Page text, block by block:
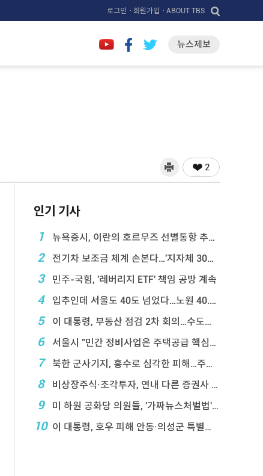
로그인 · 회원가입 · ABOUT TBS
뉴스제보
2
인기 기사
1
뉴욕증시, 이란의 호르무즈 선별통항 추진에 하락
2 전기차 보조금 체계 손본다…'지자체 30％ 매칭' ...
3 민주-국힘, '레버리지 ETF' 책임 공방 계속
4 입추인데 서울도 40도 넘었다…노원 40.2도 기록
5 이 대통령, 부동산 점검 2차 회의…수도권 공급대책 ...
6 서울시 "민간 정비사업은 주택공급 핵심&q ...
7 북한 군사기지, 홍수로 심각한 피해…주택 수백채 파괴
8 비상장주식·조각투자, 연내 다른 증권사 계좌 거래 ...
9 미 하원 공화당 의원들, '가짜뉴스처벌법' 항의 서한
10 이 대통령, 호우 피해 안동·의성군 특별재난지역 선포